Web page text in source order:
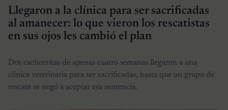
Llegaron a la clínica para ser sacrificadas
al amanecer: lo que vieron los rescatistas
en sus ojos les cambió el plan
Dos cachorritas de apenas cuatro semanas llegaron a una
clínica veterinaria para ser sacrificadas, hasta que un grupo de
rescate se negó a aceptar esa sentencia.